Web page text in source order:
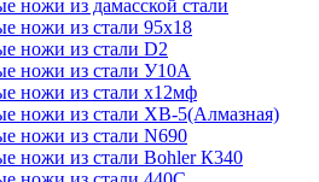
ножи из дамасской стали
ножи из стали 95х18
ножи из стали D2
ножи из стали У10А
ножи из стали х12мф
ножи из стали ХВ-5(Алмазная)
ножи из стали N690
ножи из стали Bohler К340